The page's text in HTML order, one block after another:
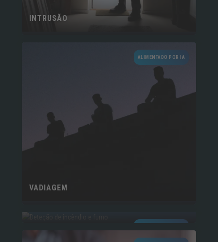
INTRUSÃO
ALIMENTADO POR IA
VADIAGEM